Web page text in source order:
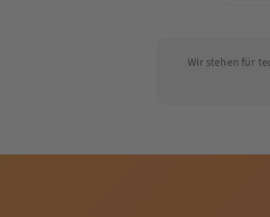
Wir stehen für